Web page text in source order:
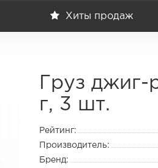
Хиты продаж
Груз
г, 3 шт.
Рейтинг:
Производитель:
Бренд: